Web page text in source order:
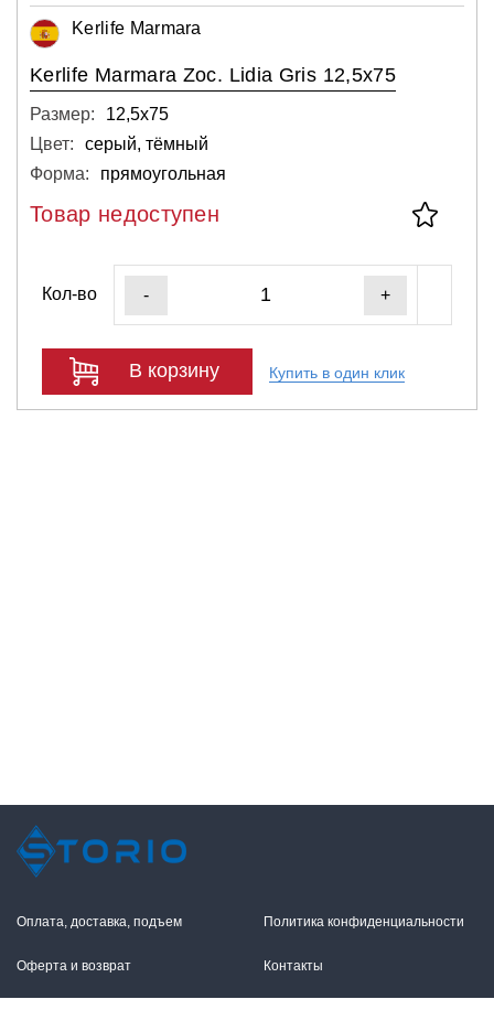
Kerlife Marmara
Kerlife Marmara Zoc. Lidia Gris 12,5x75
Размер:
12,5х75
Цвет:
серый, тёмный
Форма:
прямоугольная
Товар недоступен
Кол-во - +
В корзину Купить в один клик
Оплата, доставка, подъем
Оферта и возврат
Политика конфиденциальности
Контакты